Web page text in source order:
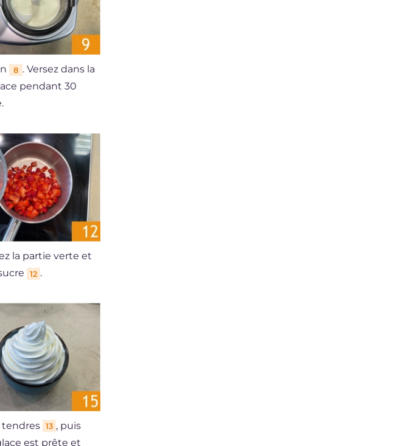
8 . Versez dans la
pendant 30
la partie verte et
12 .
tendres 13 , puis
est prête et